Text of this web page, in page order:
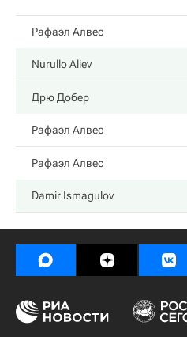
Рафаэл Алвес
Nurullo Aliev
Дрю Добер
Рафаэл Алвес
Рафаэл Алвес
Damir Ismagulov